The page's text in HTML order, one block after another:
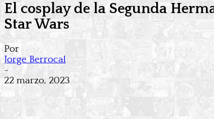
El cosplay de la Segunda
Star Wars
Por
Jorge Berrocal
-
22 marzo, 2023